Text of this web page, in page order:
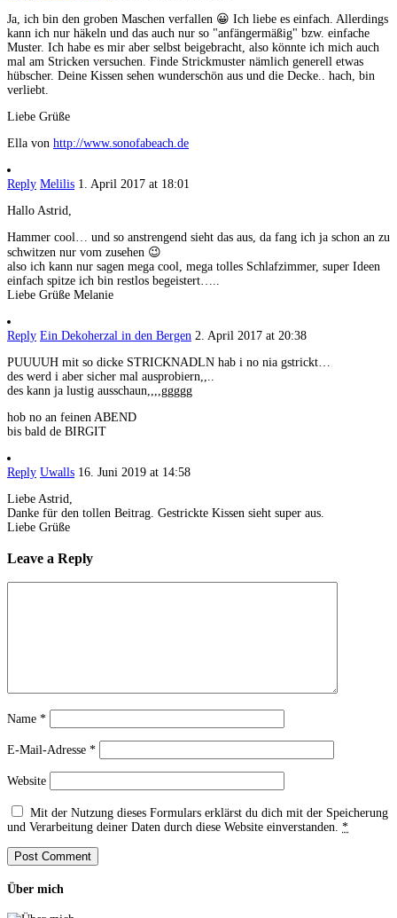
Ja, ich bin den groben Maschen verfallen 😀 Ich liebe es einfach. Allerdings
kann ich nur häkeln und das auch nur so "anfängermäßig" bzw. einfache
Muster. Ich habe es mir aber selbst beigebracht, also könnte ich mich auch
mal am Stricken versuchen. Finde Strickmuster nämlich generell etwas
hübscher. Deine Kissen sehen wunderschön aus und die Decke.. hach, bin
verliebt.
Liebe Grüße
Ella von http://www.sonofabeach.de
Reply Melilis 1. April 2017 at 18:01
Hallo Astrid,
Hammer cool… und so anstrengend sieht das aus, da fang ich ja schon an zu
schwitzen nur vom zusehen 😉
also ich kann nur sagen mega cool, mega tolles Schlafzimmer, super Ideen
einfach spitze ich bin restlos begeistert…..
Liebe Grüße Melanie
Reply Ein Dekoherzal in den Bergen 2. April 2017 at 20:38
PUUUUH mit so dicke STRICKNADLN hab i no nia gstrickt…
des werd i aber sicher mal ausprobiern,,..
des kann ja lustig ausschaun,,,,ggggg
hob no an feinen ABEND
bis bald de BIRGIT
Reply Uwalls 16. Juni 2019 at 14:58
Liebe Astrid,
Danke für den tollen Beitrag. Gestrickte Kissen sieht super aus.
Liebe Grüße
Leave a Reply
Name *
E-Mail-Adresse *
Website
Mit der Nutzung dieses Formulars erklärst du dich mit der Speicherung
und Verarbeitung deiner Daten durch diese Website einverstanden. *
Über mich